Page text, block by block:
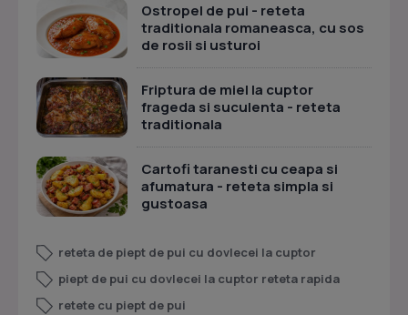
Ostropel de pui - reteta
traditionala romaneasca, cu sos
de rosii si usturoi
Friptura de miel la cuptor
frageda si suculenta - reteta
traditionala
Cartofi taranesti cu ceapa si
afumatura - reteta simpla si
gustoasa
reteta de piept de pui cu dovlecei la cuptor
piept de pui cu dovlecei la cuptor reteta rapida
retete cu piept de pui